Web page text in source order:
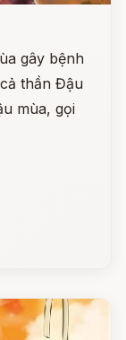
gây bệnh
thần Đậu
mùa, gọi